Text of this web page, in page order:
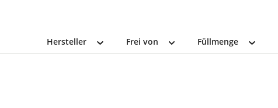
Hersteller Frei von Füllmenge